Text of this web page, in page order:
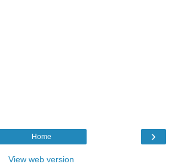
›
Home
View web version